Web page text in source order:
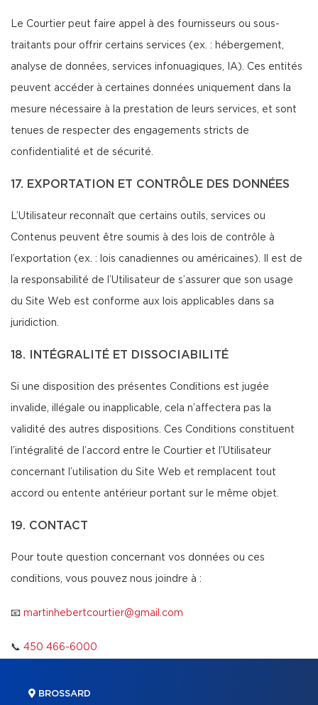
Le Courtier peut faire appel à des fournisseurs ou sous-
traitants pour offrir certains services (ex. : hébergement,
analyse de données, services infonuagiques, IA). Ces entités
peuvent accéder à certaines données uniquement dans la
mesure nécessaire à la prestation de leurs services, et sont
tenues de respecter des engagements stricts de
confidentialité et de sécurité.
17. EXPORTATION ET CONTRÔLE DES DONNÉES
L’Utilisateur reconnaît que certains outils, services ou
Contenus peuvent être soumis à des lois de contrôle à
l’exportation (ex. : lois canadiennes ou américaines). Il est de
la responsabilité de l’Utilisateur de s’assurer que son usage
du Site Web est conforme aux lois applicables dans sa
juridiction.
18. INTÉGRALITÉ ET DISSOCIABILITÉ
Si une disposition des présentes Conditions est jugée
invalide, illégale ou inapplicable, cela n’affectera pas la
validité des autres dispositions. Ces Conditions constituent
l’intégralité de l’accord entre le Courtier et l’Utilisateur
concernant l’utilisation du Site Web et remplacent tout
accord ou entente antérieur portant sur le même objet.
19. CONTACT
Pour toute question concernant vos données ou ces
conditions, vous pouvez nous joindre à :
📧 martinhebertcourtier@gmail.com
📞 450 466-6000
BROSSARD